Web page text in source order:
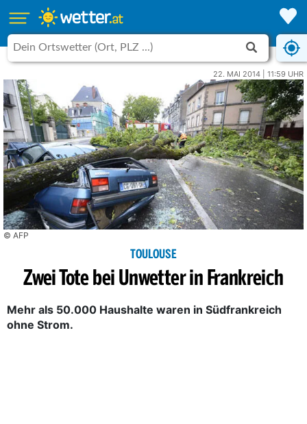
22. MAI 2014 | 11:59 UHR
© AFP
TOULOUSE
Zwei Tote bei Unwetter in Frankreich
Mehr als 50.000 Haushalte waren in Südfrankreich
ohne Strom.